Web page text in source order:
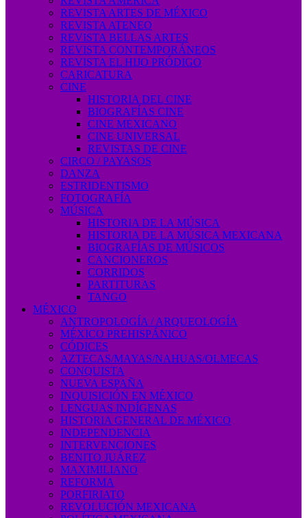
REVISTA ARTES DE MÉXICO
REVISTA ATENEO
REVISTA BELLAS ARTES
REVISTA CONTEMPORÁNEOS
REVISTA EL HIJO PRÓDIGO
CARICATURA
CINE
HISTORIA DEL CINE
BIOGRAFÍAS CINE
CINE MEXICANO
CINE UNIVERSAL
REVISTAS DE CINE
CIRCO / PAYASOS
DANZA
ESTRIDENTISMO
FOTOGRAFÍA
MÚSICA
HISTORIA DE LA MÚSICA
HISTORIA DE LA MÚSICA MEXICANA
BIOGRAFÍAS DE MÚSICOS
CANCIONEROS
CORRIDOS
PARTITURAS
TANGO
MÉXICO
ANTROPOLOGÍA / ARQUEOLOGÍA
MÉXICO PREHISPÁNICO
CÓDICES
AZTECAS/MAYAS/NAHUAS/OLMECAS
CONQUISTA
NUEVA ESPAÑA
INQUISICIÓN EN MÉXICO
LENGUAS INDÍGENAS
HISTORIA GENERAL DE MÉXICO
INDEPENDENCIA
INTERVENCIONES
BENITO JUÁREZ
MAXIMILIANO
REFORMA
PORFIRIATO
REVOLUCIÓN MEXICANA